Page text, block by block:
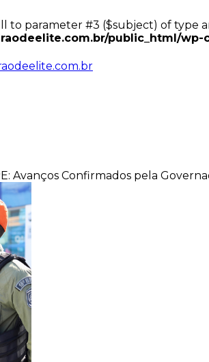
to parameter #3 ($subject) of type
public_html/
Avanços Confirmados pela